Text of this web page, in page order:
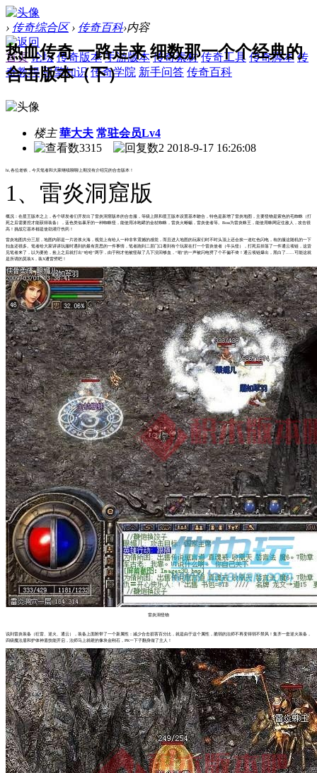
› 传奇综合区 › 传奇百科›内容
首页 论坛 传奇版本 手游版本 传奇素材 传奇工具 传奇脚本 传
奇教程 引擎知识 传奇学院 新手问答 传奇百科
热血传奇 一路走来 细数那一个个经典的
合击版本（下）
楼主 華大夫 常驻会员Lv4
3315
2 2018-9-17 16:26:08
hi,各位老铁，今天笔者和大家继续聊聊上期没有介绍完的合击版本！
1、雷炎洞窟版
概况：在星王版本之上，各个研发者们开发出了雷炎洞窟版本的合击服，等级上限和星王版本设置基本吻合，特色是新增了雷炎地图，主要怪物是紫色的毛蜘蛛（打
死之后需要挖才能获得装备），蓝色类似暴牙的一种蜘蛛怪，能使用冰咆哮的金杖蜘蛛，雷炎火蜥蜴，雷炎使者等。Boss为雷炎蛛王，能使用蛛网定住敌人，攻击很
高！挑战它基本都是使劲灌疗伤药！
雷炎地图共分三层，地图内部是一片岩浆火海，视觉上有给人一种非常震撼的感觉，而且进入地图的玩家们时不时头顶上还会挨一道红色闪电，有的服这随机的一下
扣血还很多。笔者给大家讲讲玩服时遇到的最有意思的一件事情，笔者跑到二层门口看到有个玩家在打一个雷炎使者（牛头怪），打死后掉落了一件通云项链，这货
见笔者来了，以为要抢，捡上之后就打出“哈哈”两字，由于刚才他被怪敲了几下没回够血，“啪”的一声被闪电劈了个不偏不倚！通云项链爆出，黑白了......可能这就
是所谓的莫装X，装X遭雷劈吧！
雷炎洞怪物
说到雷炎装备（狂雷、逆火、通云），装备上面附带了一个新属性：减少合击损害百分比，就是由于这个属性，脆弱的法师不再变得弱不禁风！集齐一套逆火装备，
四级魔法盾和护体神盾技能开启，法师马上就硬的像块金刚石，PK一下子翻身做了主人！